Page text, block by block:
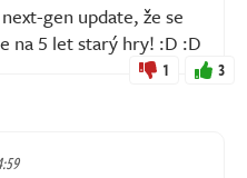
gen update, že se
na 5 let starý hry! :D :D
1 3